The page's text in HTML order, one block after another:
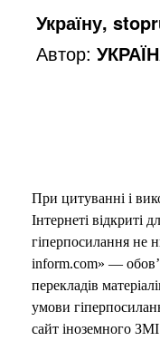
Україну,
Автор:
При цитуванні і
Інтернеті відкриті
гіперпосилання не
inform.com» —
перекладів
умови
сайт іноземного